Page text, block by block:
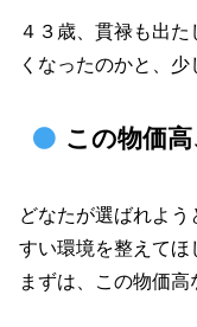
４３歳、貫禄も出
くなったのかと、少
この物価
どなたが選ばれよ
すい環境を整えてほ
まずは、この物価高